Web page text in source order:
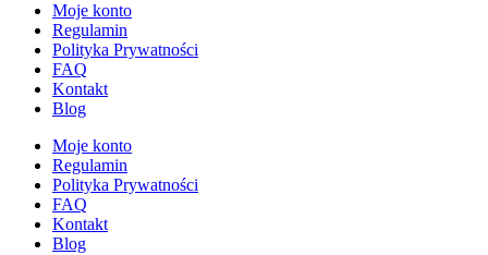
Moje konto
Regulamin
Polityka Prywatności
FAQ
Kontakt
Blog
Moje konto
Regulamin
Polityka Prywatności
FAQ
Kontakt
Blog